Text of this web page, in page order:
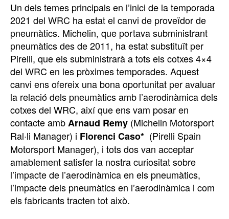
Un dels temes principals en l’inici de la temporada
2021 del WRC ha estat el canvi de proveïdor de
pneumàtics. Michelin, que portava subministrant
pneumàtics des de 2011, ha estat substituït per
Pirelli, que els subministrarà a tots els cotxes 4×4
del WRC en les pròximes temporades. Aquest
canvi ens ofereix una bona oportunitat per avaluar
la relació dels pneumàtics amb l’aerodinàmica dels
cotxes del WRC, així que ens vam posar en
contacte ambArnaud Remy (Michelin Motorsport
Ral·li Manager) i Florenci Caso* (Pirelli Spain
Motorsport Manager), i tots dos van acceptar
amablement satisfer la nostra curiositat sobre
l’impacte de l’aerodinàmica en els pneumàtics,
l’impacte dels pneumàtics en l’aerodinàmica i com
els fabricants tracten tot això.